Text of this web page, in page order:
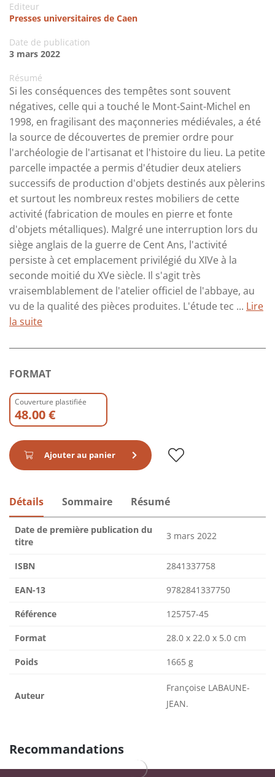
Editeur
Presses universitaires de Caen
Date de publication
3 mars 2022
Résumé
Si les conséquences des tempêtes sont souvent
négatives, celle qui a touché le Mont-Saint-Michel en
1998, en fragilisant des maçonneries médiévales, a été
la source de découvertes de premier ordre pour
l'archéologie de l'artisanat et l'histoire du lieu. La petite
parcelle impactée a permis d'étudier deux ateliers
successifs de production d'objets destinés aux pèlerins
et surtout les nombreux restes mobiliers de cette
activité (fabrication de moules en pierre et fonte
d'objets métalliques). Malgré une interruption lors du
siège anglais de la guerre de Cent Ans, l'activité
persiste à cet emplacement privilégié du XIVe à la
seconde moitié du XVe siècle. Il s'agit très
vraisemblablement de l'atelier officiel de l'abbaye, au
vu de la qualité des pièces produites. L'étude tec ... Lire
la suite
FORMAT
Couverture plastifiée
48.00 €
Ajouter au panier
Détails Sommaire Résumé
Date de première publication du
titre
3 mars 2022
ISBN 2841337758
EAN-13 9782841337750
Référence 125757-45
Format 28.0 x 22.0 x 5.0 cm
Poids 1665 g
Auteur
Françoise LABAUNE-
JEAN.
Recommandations